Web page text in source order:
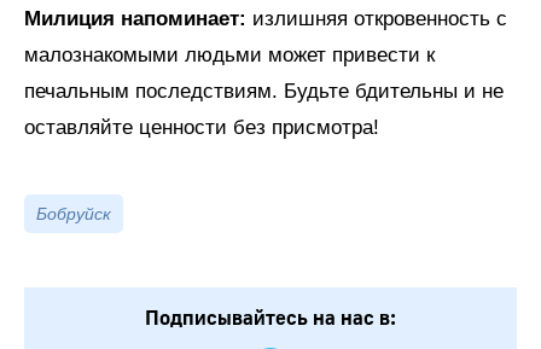
Милиция напоминает: излишняя откровенность с
малознакомыми людьми может привести к
печальным последствиям. Будьте бдительны и не
оставляйте ценности без присмотра!
Бобруйск
Подписывайтесь на нас в: